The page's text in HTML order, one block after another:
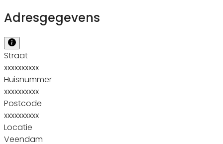
Adresgegevens
Straat
xxxxxxxxxx
Huisnummer
xxxxxxxxxx
Postcode
xxxxxxxxxx
Locatie
Veendam